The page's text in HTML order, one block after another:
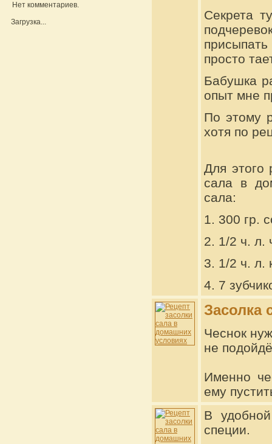
Нет комментариев.
Загрузка...
Секрета
просто
Бабушка
опыт мне
По этому
хотя по
Для этого
сала в
сала:
1. 300 гр.
2. 1/2 ч. л.
3. 1/2 ч. л.
4. 7
Засолка
Чеснок
не
Именно
ему
В
специи.